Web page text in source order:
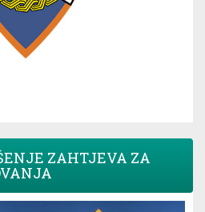
ZAHTJEVA ZA